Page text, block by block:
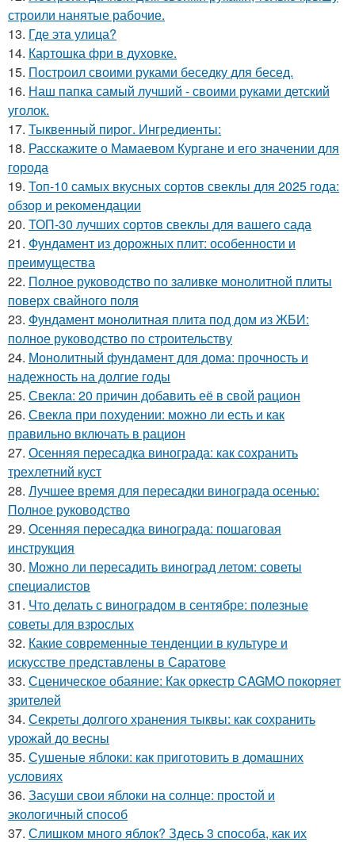
строили нанятые рабочие.
13. Где этa улица?
14. Картошка фри в духовке.
15. Построил своими руками беседку для бесед.
16. Наш папка самый лучший - своими руками детский
уголок.
17. Тыквенный пирог. Ингредиенты:
18. Расскажите о Мамаевом Кургане и его значении для
города
19. Топ-10 самых вкусных сортов свеклы для 2025 года:
обзор и рекомендации
20. ТОП-30 лучших сортов свеклы для вашего сада
21. Фундамент из дорожных плит: особенности и
преимущества
22. Полное руководство по заливке монолитной плиты
поверх свайного поля
23. Фундамент монолитная плита под дом из ЖБИ:
полное руководство по строительству
24. Монолитный фундамент для дома: прочность и
надежность на долгие годы
25. Свекла: 20 причин добавить её в свой рацион
26. Свекла при похудении: можно ли есть и как
правильно включать в рацион
27. Осенняя пересадка винограда: как сохранить
трехлетний куст
28. Лучшее время для пересадки винограда осенью:
Полное руководство
29. Осенняя пересадка винограда: пошаговая
инструкция
30. Можно ли пересадить виноград летом: советы
специалистов
31. Что делать с виноградом в сентябре: полезные
советы для взрослых
32. Какие современные тенденции в культуре и
искусстве представлены в Саратове
33. Сценическое обаяние: Как оркестр CAGMO покоряет
зрителей
34. Секреты долгого хранения тыквы: как сохранить
урожай до весны
35. Сушеные яблоки: как приготовить в домашних
условиях
36. Засуши свои яблоки на солнце: простой и
экологичный способ
37. Слишком много яблок? Здесь 3 способа, как их